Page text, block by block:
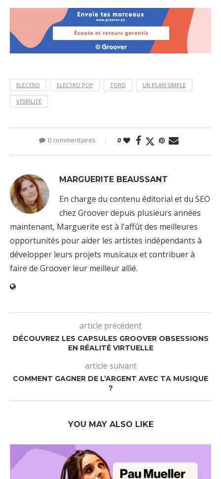
ELECTRO ELECTRO POP TORO UN PLAN SIMPLE
VISIBILITÉ
0 commentaires 0
MARGUERITE BEAUSSANT
En charge du contenu éditorial et du SEO
chez Groover depuis plusieurs années
maintenant, Marguerite est à l'affût des meilleures
opportunités pour aider les artistes indépendants à
développer leurs projets musicaux et contribuer à
faire de Groover leur meilleur allié.
article précédent
DÉCOUVREZ LES CAPSULES GROOVER OBSESSIONS
EN RÉALITÉ VIRTUELLE
article suivant
COMMENT GAGNER DE L’ARGENT AVEC TA MUSIQUE
?
YOU MAY ALSO LIKE